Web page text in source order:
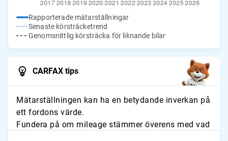
Rapporterade mätarställningar
Senaste körsträcketrend
Genomsnittlig körsträcka för liknande bilar
CARFAX tips
Mätarställningen kan ha en betydande inverkan på
ett fordons värde.
Fundera på om mileage stämmer överens med vad